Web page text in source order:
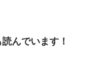
んでいます！